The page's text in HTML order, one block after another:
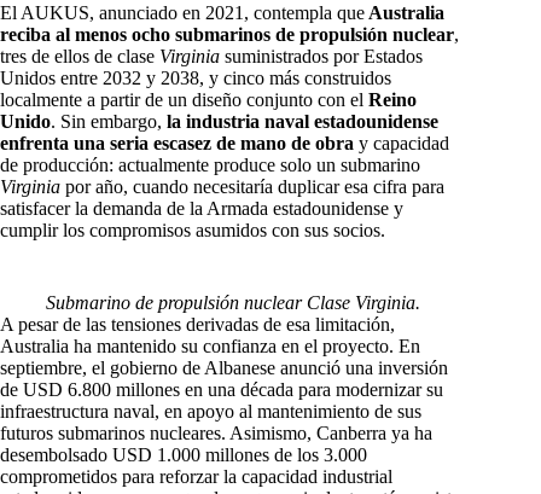
El AUKUS, anunciado en 2021, contempla que Australia
reciba al menos ocho submarinos de propulsión nuclear,
tres de ellos de clase Virginia suministrados por Estados
Unidos entre 2032 y 2038, y cinco más construidos
localmente a partir de un diseño conjunto con el Reino
Unido. Sin embargo, la industria naval estadounidense
enfrenta una seria escasez de mano de obra y capacidad
de producción: actualmente produce solo un submarino
Virginia por año, cuando necesitaría duplicar esa cifra para
satisfacer la demanda de la Armada estadounidense y
cumplir los compromisos asumidos con sus socios.
Submarino de propulsión nuclear Clase Virginia.
A pesar de las tensiones derivadas de esa limitación,
Australia ha mantenido su confianza en el proyecto. En
septiembre, el gobierno de Albanese anunció una inversión
de USD 6.800 millones en una década para modernizar su
infraestructura naval, en apoyo al mantenimiento de sus
futuros submarinos nucleares. Asimismo, Canberra ya ha
desembolsado USD 1.000 millones de los 3.000
comprometidos para reforzar la capacidad industrial